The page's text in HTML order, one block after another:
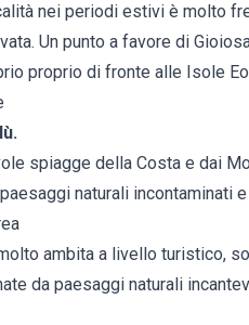
nei periodi estivi è molto
Un punto a favore di
proprio di fronte alle Isole
spiagge della Costa e dai
naturali incontaminati
ambita a livello turistico,
da paesaggi naturali